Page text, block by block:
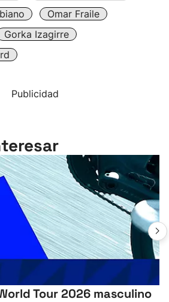
Omar Fraile
Gorka Izagirre
Publicidad
Tour 2026 masculino